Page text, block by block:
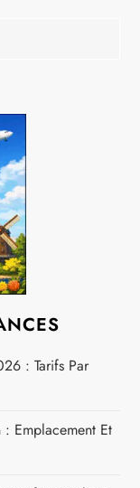
: Tarifs Par
Emplacement Et